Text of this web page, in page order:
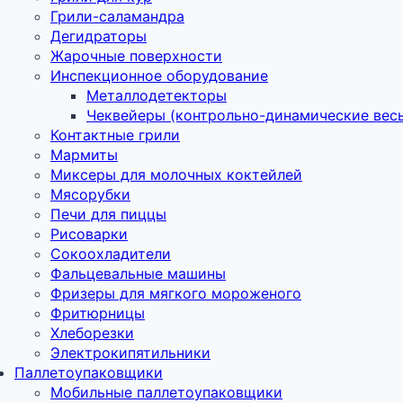
Грили-саламандра
Дегидраторы
Жарочные поверхности
Инспекционное оборудование
Металлодетекторы
Чеквейеры (контрольно-динамические
Контактные грили
Мармиты
Миксеры для молочных коктейлей
Мясорубки
Печи для пиццы
Рисоварки
Сокоохладители
Фальцевальные машины
Фризеры для мягкого мороженого
Фритюрницы
Хлеборезки
Электрокипятильники
Паллетоупаковщики
Мобильные паллетоупаковщики